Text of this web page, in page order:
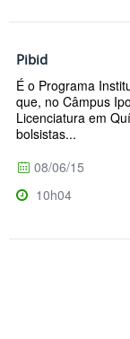
Pibid
É o Programa
que, no Câmpus
Licenciatura em
bolsistas...
08/06/15
10h04